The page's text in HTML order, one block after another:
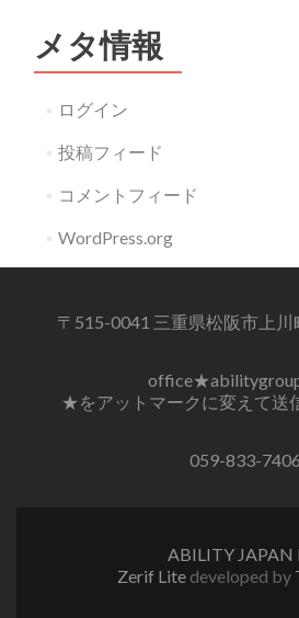
メタ情報
ログイン
投稿フィード
コメントフィード
WordPress.org
〒515-0041 三重県松阪市上川
★をアットマークに変えて送
059-833-7406
ABILITY JAPAN
Zerif Lite developed by